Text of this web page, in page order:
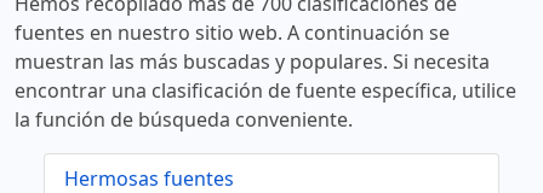
fuentes en nuestro sitio web. A continuación se
muestran las más buscadas y populares. Si necesita
encontrar una clasificación de fuente específica, utilice
la función de búsqueda conveniente.
Hermosas fuentes